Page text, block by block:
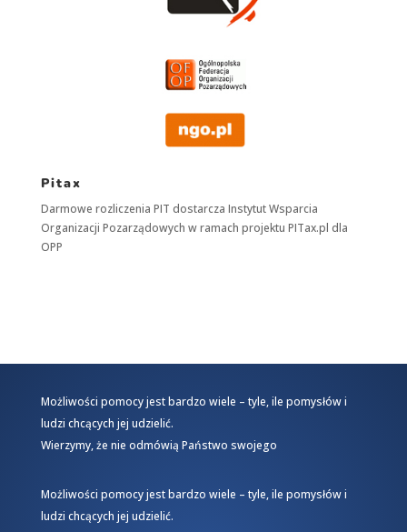
Pitax
Darmowe rozliczenia PIT dostarcza Instytut Wsparcia
Organizacji Pozarządowych w ramach projektu PITax.pl dla
OPP
Możliwości pomocy jest bardzo wiele – tyle, ile pomysłów i
ludzi chcących jej udzielić.
Wierzymy, że nie odmówią Państwo swojego
Możliwości pomocy jest bardzo wiele – tyle, ile pomysłów i
ludzi chcących jej udzielić.